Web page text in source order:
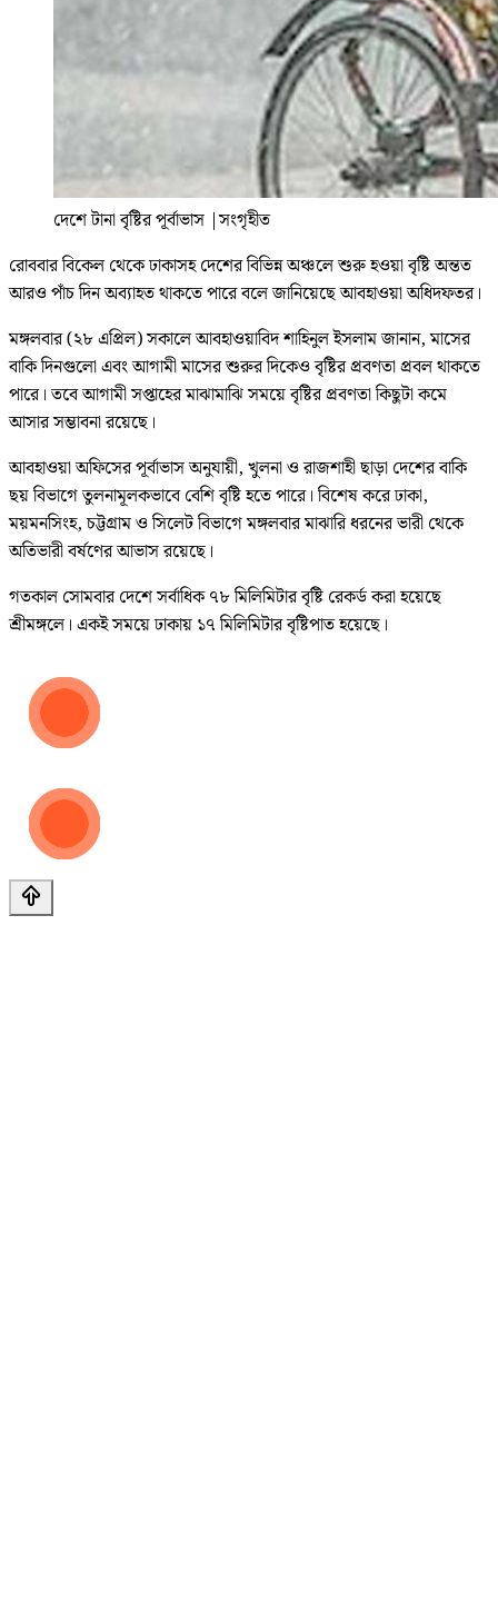
দেশে টানা বৃষ্টির পূর্বাভাস |সংগৃহীত
রোববার বিকেল থেকে ঢাকাসহ দেশের বিভিন্ন অঞ্চলে শুরু হওয়া বৃষ্টি অন্তত
আরও পাঁচ দিন অব্যাহত থাকতে পারে বলে জানিয়েছে আবহাওয়া অধিদফতর।
মঙ্গলবার (২৮ এপ্রিল) সকালে আবহাওয়াবিদ শাহিনুল ইসলাম জানান, মাসের
বাকি দিনগুলো এবং আগামী মাসের শুরুর দিকেও বৃষ্টির প্রবণতা প্রবল থাকতে
পারে। তবে আগামী সপ্তাহের মাঝামাঝি সময়ে বৃষ্টির প্রবণতা কিছুটা কমে
আসার সম্ভাবনা রয়েছে।
আবহাওয়া অফিসের পূর্বাভাস অনুযায়ী, খুলনা ও রাজশাহী ছাড়া দেশের বাকি
ছয় বিভাগে তুলনামূলকভাবে বেশি বৃষ্টি হতে পারে। বিশেষ করে ঢাকা,
ময়মনসিংহ, চট্টগ্রাম ও সিলেট বিভাগে মঙ্গলবার মাঝারি ধরনের ভারী থেকে
অতিভারী বর্ষণের আভাস রয়েছে।
গতকাল সোমবার দেশে সর্বাধিক ৭৮ মিলিমিটার বৃষ্টি রেকর্ড করা হয়েছে
শ্রীমঙ্গলে। একই সময়ে ঢাকায় ১৭ মিলিমিটার বৃষ্টিপাত হয়েছে।